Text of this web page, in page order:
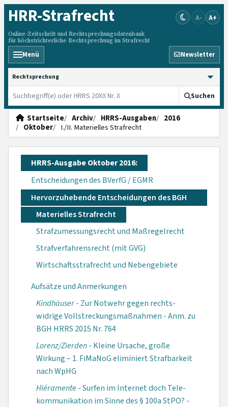
HRR-Strafrecht
Online-Zeitschrift und Rechtsprechungsdatenbank
für höchstrichterliche Rechtsprechung im Strafrecht
A- A+
Menü Newsletter
HRRS durchsuchen
Suchen
Startseite Archiv HRRS-Ausgaben
2016
Oktober
I./II. Materielles Strafrecht
HRRS-Ausgabe Oktober 2016:
Entscheidungen des BVerfG / EGMR
Hervorzuhebende Entscheidungen des BGH
Materielles Strafrecht
Strafzumessungsrecht und Maßregelrecht
Strafverfahrensrecht (mit GVG)
Wirtschaftsstrafrecht und Nebengebiete
Aufsätze und Anmerkungen
Kindhäuser- Zur Notwehr gegen rechts­
widrige Vollstreckungs­maßnahmen - Anm. zu
BGH HRRS 2015 Nr. 764
Lorenz/Zierden- Kleine Ursache, große
Wirkung – 1. FiMaNoG eliminiert Strafbarkeit
nach WpHG
Hiéramente- Surfen im Internet doch Tele­
kommunikation im Sinne des § 100a StPO? -